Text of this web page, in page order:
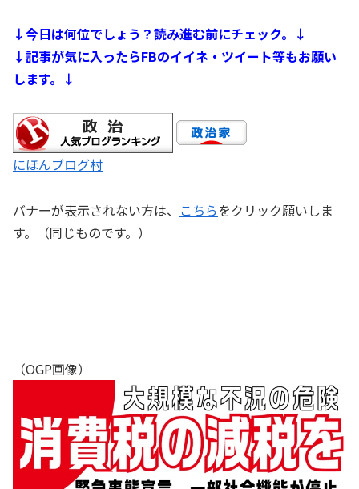
↓今日は何位でしょう？読み進む前にチェック。↓
↓記事が気に入ったらFBのイイネ・ツイート等もお願い
します。↓
にほんブログ村
バナーが表示されない方は、 こちらをクリック願いしま
す。（同じものです。）
（OGP画像）